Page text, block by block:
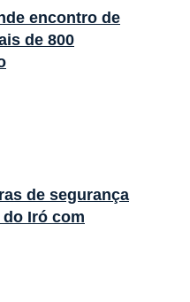
encontro de
de 800
de segurança
Iró com